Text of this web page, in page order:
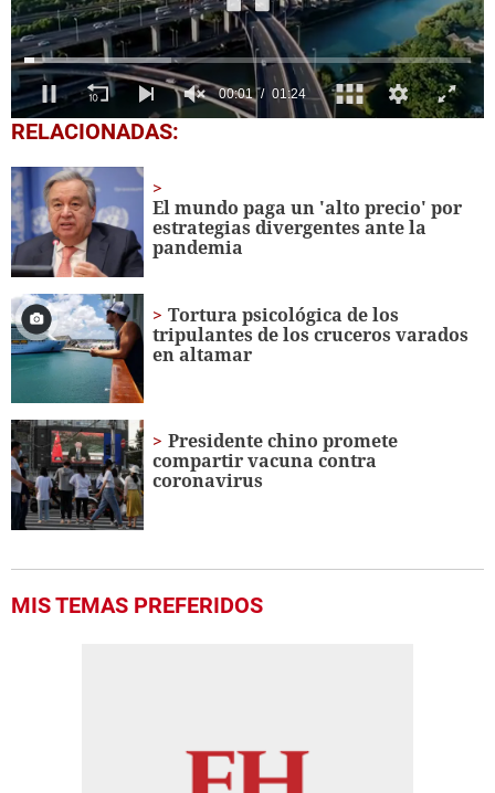
0
seconds
1
minute,
24
seconds
RELACIONADAS:
El mundo paga un 'alto precio' por
estrategias divergentes ante la
pandemia
Tortura psicológica de los
tripulantes de los cruceros varados
en altamar
Presidente chino promete
compartir vacuna contra
coronavirus
MIS TEMAS PREFERIDOS